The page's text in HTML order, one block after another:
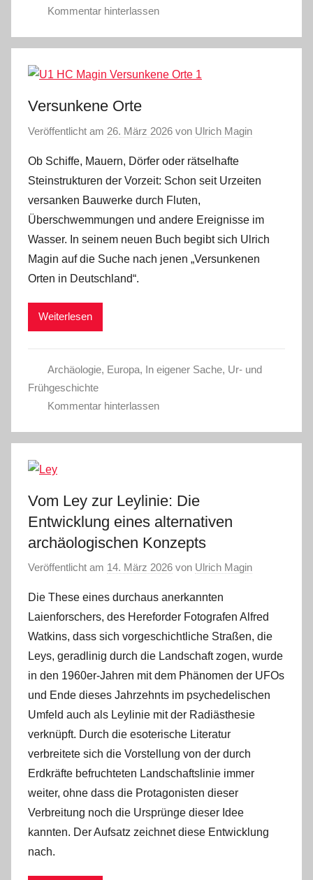
Kommentar hinterlassen
Versunkene Orte
Veröffentlicht am 26. März 2026 von Ulrich Magin
Ob Schiffe, Mauern, Dörfer oder rätselhafte
Steinstrukturen der Vorzeit: Schon seit Urzeiten
versanken Bauwerke durch Fluten,
Überschwemmungen und andere Ereignisse im
Wasser. In seinem neuen Buch begibt sich Ulrich
Magin auf die Suche nach jenen „Versunkenen
Orten in Deutschland“.
Weiterlesen
Archäologie, Europa, In eigener Sache, Ur- und
Frühgeschichte
Kommentar hinterlassen
Vom Ley zur Leylinie: Die
Entwicklung eines alternativen
archäologischen Konzepts
Veröffentlicht am 14. März 2026 von Ulrich Magin
Die These eines durchaus anerkannten
Laienforschers, des Hereforder Fotografen Alfred
Watkins, dass sich vorgeschichtliche Straßen, die
Leys, geradlinig durch die Landschaft zogen, wurde
in den 1960er-Jahren mit dem Phänomen der UFOs
und Ende dieses Jahrzehnts im psychedelischen
Umfeld auch als Leylinie mit der Radiästhesie
verknüpft. Durch die esoterische Literatur
verbreitete sich die Vorstellung von der durch
Erdkräfte befruchteten Landschaftslinie immer
weiter, ohne dass die Protagonisten dieser
Verbreitung noch die Ursprünge dieser Idee
kannten. Der Aufsatz zeichnet diese Entwicklung
nach.